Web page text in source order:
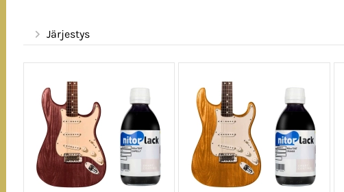
Järjestys